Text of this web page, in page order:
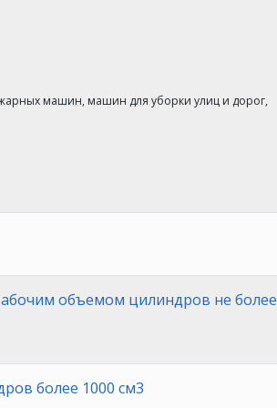
машин, машин для уборки улиц и дорог,
объемом цилиндров не более
более 1000 см3